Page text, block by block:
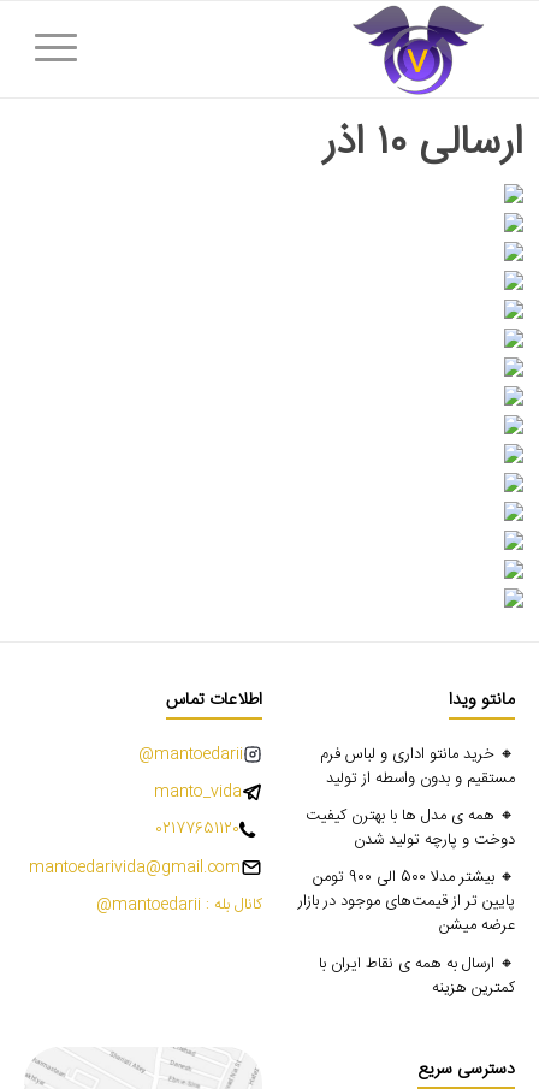
ارسالی ۱۰ اذر
مانتو ویدا
🔸 خرید مانتو اداری و لباس فرم
مستقیم و بدون واسطه از تولید
🔸 همه ی مدل ها با بهترن کیفیت
دوخت و پارچه تولید شدن
🔸 بیشتر مدلا 500 الی 900 تومن
پایین تر از قیمت‌های موجود در بازار
عرضه میشن
🔸 ارسال به همه ی نقاط ایران با
کمترین هزینه
اطلاعات تماس
mantoedarii@
manto_vida
02177651120
mantoedarivida@gmail.com
کانال بله : mantoedarii@
دسترسی سریع